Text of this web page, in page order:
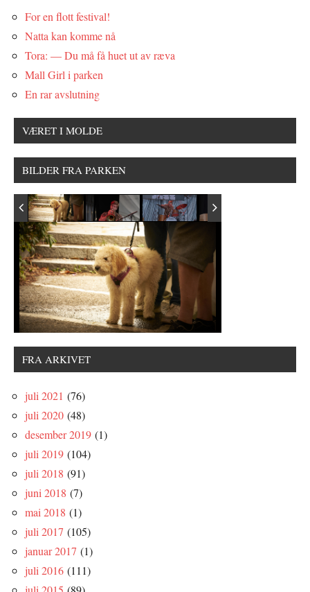
For en flott festival!
Natta kan komme nå
Tora: — Du må få huet ut av ræva
Mall Girl i parken
En rar avslutning
VÆRET I MOLDE
BILDER FRA PARKEN
FRA ARKIVET
juli 2021 (76)
juli 2020 (48)
desember 2019 (1)
juli 2019 (104)
juli 2018 (91)
juni 2018 (7)
mai 2018 (1)
juli 2017 (105)
januar 2017 (1)
juli 2016 (111)